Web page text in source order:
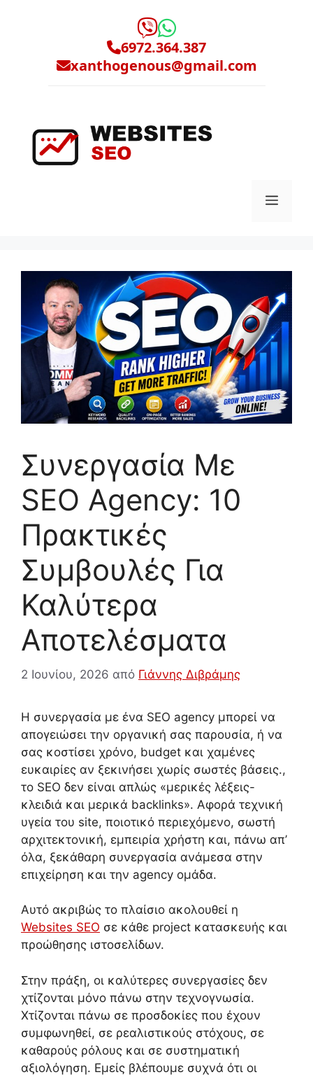
6972.364.387
xanthogenous@gmail.com
Συνεργασία Με
SEO Agency: 10
Πρακτικές
Συμβουλές Για
Καλύτερα
Αποτελέσματα
2 Ιουνίου, 2026 από Γιάννης Διβράμης
Η συνεργασία με ένα SEO agency μπορεί να
απογειώσει την οργανική σας παρουσία, ή να
σας κοστίσει χρόνο, budget και χαμένες
ευκαιρίες αν ξεκινήσει χωρίς σωστές βάσεις.,
το SEO δεν είναι απλώς «μερικές λέξεις-
κλειδιά και μερικά backlinks». Αφορά τεχνική
υγεία του site, ποιοτικό περιεχόμενο, σωστή
αρχιτεκτονική, εμπειρία χρήστη και, πάνω απ’
όλα, ξεκάθαρη συνεργασία ανάμεσα στην
επιχείρηση και την agency ομάδα.
Αυτό ακριβώς το πλαίσιο ακολουθεί η
Websites SEO σε κάθε project κατασκευής και
προώθησης ιστοσελίδων.
Στην πράξη, οι καλύτερες συνεργασίες δεν
χτίζονται μόνο πάνω στην τεχνογνωσία.
Χτίζονται πάνω σε προσδοκίες που έχουν
συμφωνηθεί, σε ρεαλιστικούς στόχους, σε
καθαρούς ρόλους και σε συστηματική
αξιολόγηση. Εμείς βλέπουμε συχνά ότι οι